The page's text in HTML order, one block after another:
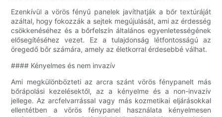
Ezenkívül a vörös fényű panelek javíthatják a bőr textúráját
azáltal, hogy fokozzák a sejtek megújulását, ami az érdesség
csökkenéséhez és a bőrfelszín általános egyenletességének
elősegítéséhez vezet. Ez a tulajdonság létfontosságú az
öregedő bőr számára, amely az életkorral érdesebbé válhat.
#### Kényelmes és nem invazív
Ami megkülönbözteti az arcra szánt vörös fénypanelt más
bőrápolási kezelésektől, az a kényelme és a non-invazív
jellege. Az arcfelvarrással vagy más kozmetikai eljárásokkal
ellentétben a vörös fénypanel használata kényelmesen